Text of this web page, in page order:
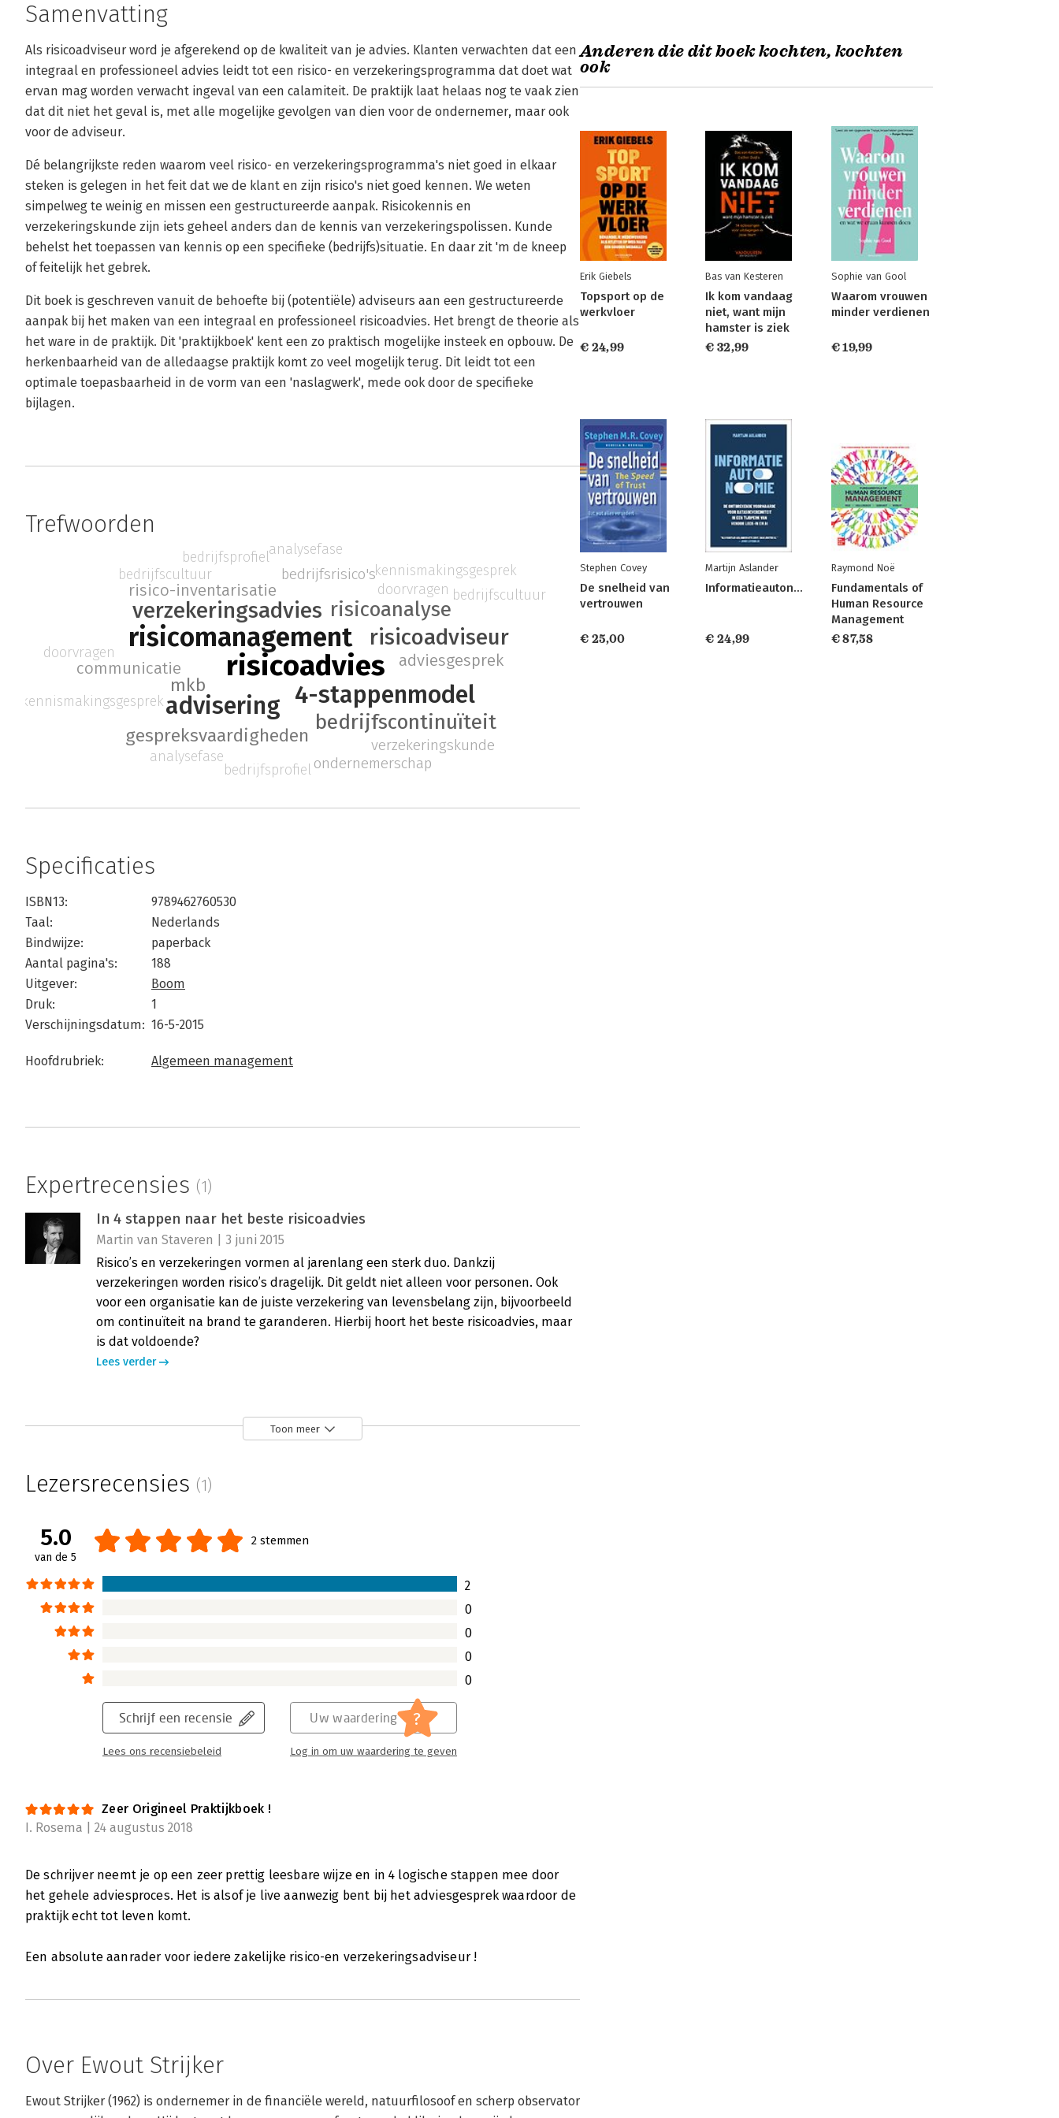
Samenvatting
Als risicoadviseur word je afgerekend op de kwaliteit van je advies. Klanten verwachten dat een
integraal en professioneel advies leidt tot een risico- en verzekeringsprogramma dat doet wat
ervan mag worden verwacht ingeval van een calamiteit. De praktijk laat helaas nog te vaak zien
dat dit niet het geval is, met alle mogelijke gevolgen van dien voor de ondernemer, maar ook
voor de adviseur.
Dé belangrijkste reden waarom veel risico- en verzekeringsprogramma's niet goed in elkaar
steken is gelegen in het feit dat we de klant en zijn risico's niet goed kennen. We weten
simpelweg te weinig en missen een gestructureerde aanpak. Risicokennis en
verzekeringskunde zijn iets geheel anders dan de kennis van verzekeringspolissen. Kunde
behelst het toepassen van kennis op een specifieke (bedrijfs)situatie. En daar zit 'm de kneep
of feitelijk het gebrek.
Dit boek is geschreven vanuit de behoefte bij (potentiële) adviseurs aan een gestructureerde
aanpak bij het maken van een integraal en professioneel risicoadvies. Het brengt de theorie als
het ware in de praktijk. Dit 'praktijkboek' kent een zo praktisch mogelijke insteek en opbouw. De
herkenbaarheid van de alledaagse praktijk komt zo veel mogelijk terug. Dit leidt tot een
optimale toepasbaarheid in de vorm van een 'naslagwerk', mede ook door de specifieke
bijlagen.
Trefwoorden
risicoadvies
risicomanagement
4-stappenmodel
advisering
verzekeringsadvies
risicoadviseur
risicoanalyse
bedrijfscontinuïteit
mkb
gespreksvaardigheden
adviesgesprek
communicatie
risico-inventarisatie
bedrijfsrisico's
verzekeringskunde
ondernemerschap
bedrijfsprofiel
doorvragen
analysefase
kennismakingsgesprek
bedrijfscultuur
bedrijfsprofiel
doorvragen
analysefase
kennismakingsgesprek
bedrijfscultuur
Specificaties
ISBN13:
9789462760530
Taal:
Nederlands
Bindwijze:
paperback
Aantal pagina's:
188
Uitgever:
Boom
Druk:
1
Verschijningsdatum: 16-5-2015
Hoofdrubriek: Algemeen management
Expertrecensies (1)
In 4 stappen naar het beste risicoadvies
Martin van Staveren | 3 juni 2015
Risico’s en verzekeringen vormen al jarenlang een sterk duo. Dankzij
verzekeringen worden risico’s dragelijk. Dit geldt niet alleen voor personen. Ook
voor een organisatie kan de juiste verzekering van levensbelang zijn, bijvoorbeeld
om continuïteit na brand te garanderen. Hierbij hoort het beste risicoadvies, maar
is dat voldoende?
Lees verder
Toon meer
Lezersrecensies (1)
5.0
van de 5
2 stemmen
2
0
0
0
0
Schrijf een recensie
Lees ons recensiebeleid
Uw waardering ?
Log in om uw waardering te geven
Zeer Origineel Praktijkboek !
I. Rosema | 24 augustus 2018
De schrijver neemt je op een zeer prettig leesbare wijze en in 4 logische stappen mee door
het gehele adviesproces. Het is alsof je live aanwezig bent bij het adviesgesprek waardoor de
praktijk echt tot leven komt.
Een absolute aanrader voor iedere zakelijke risico-en verzekeringsadviseur !
Over Ewout Strijker
Ewout Strijker (1962) is ondernemer in de financiële wereld, natuurfilosoof en scherp observator
Anderen die dit boek kochten, kochten
ook
Erik Giebels
Topsport op de
werkvloer
€ 24,99
Bas van Kesteren
Ik kom vandaag
niet, want mijn
hamster is ziek
€ 32,99
Sophie van Gool
Waarom vrouwen
minder verdienen
€ 19,99
Stephen Covey
De snelheid van
vertrouwen
€ 25,00
Martijn Aslander
Informatieautonomie
€ 24,99
Raymond Noë
Fundamentals of
Human Resource
Management
€ 87,58